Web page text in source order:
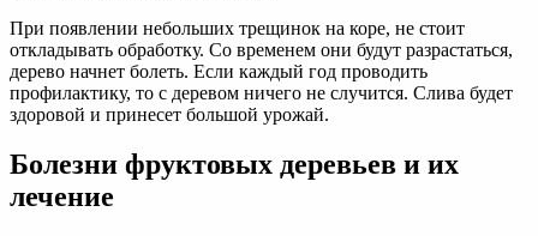
При появлении небольших трещинок на коре, не стоит
откладывать обработку. Со временем они будут разрастаться,
дерево начнет болеть. Если каждый год проводить
профилактику, то с деревом ничего не случится. Слива будет
здоровой и принесет большой урожай.
Болезни фруктовых деревьев и их
лечение